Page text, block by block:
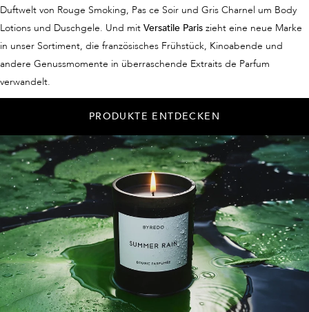
Duftwelt von Rouge Smoking, Pas ce Soir und Gris Charnel um Body
Lotions und Duschgele. Und mit Versatile Paris zieht eine neue Marke
in unser Sortiment, die französisches Frühstück, Kinoabende und
andere Genussmomente in überraschende Extraits de Parfum
verwandelt.
PRODUKTE ENTDECKEN